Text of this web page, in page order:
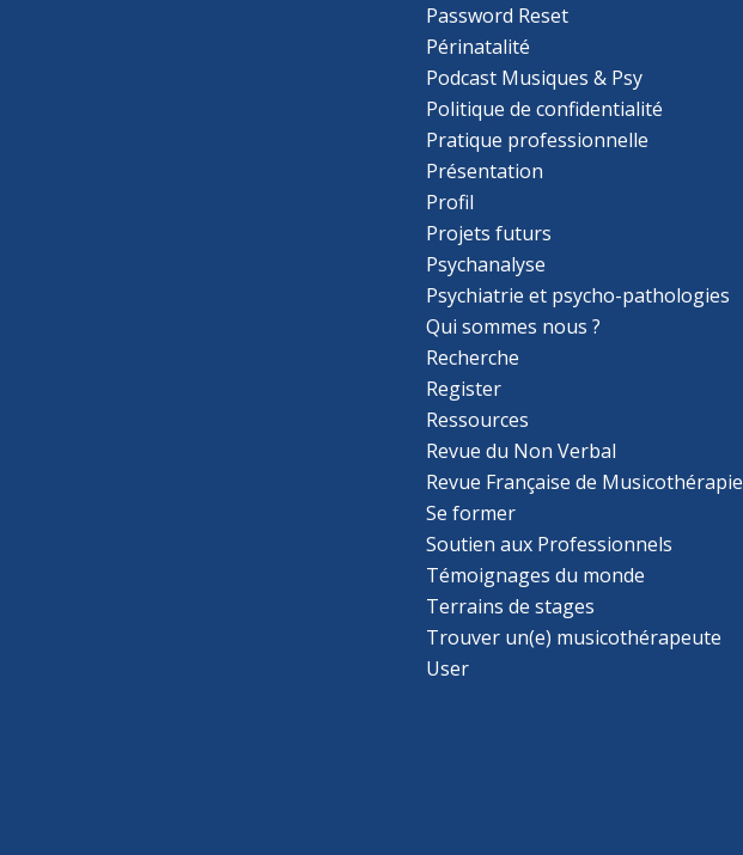
Password Reset
Périnatalité
Podcast Musiques & Psy
Politique de confidentialité
Pratique professionnelle
Présentation
Profil
Projets futurs
Psychanalyse
Psychiatrie et psycho-pathologies
Qui sommes nous ?
Recherche
Register
Ressources
Revue du Non Verbal
Revue Française de Musicothérapie
Se former
Soutien aux Professionnels
Témoignages du monde
Terrains de stages
Trouver un(e) musicothérapeute
User